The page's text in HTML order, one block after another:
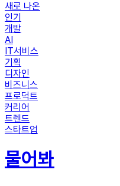
새로 나온
인기
개발
AI
IT서비스
기획
디자인
비즈니스
프로덕트
커리어
트렌드
스타트업
물어봐